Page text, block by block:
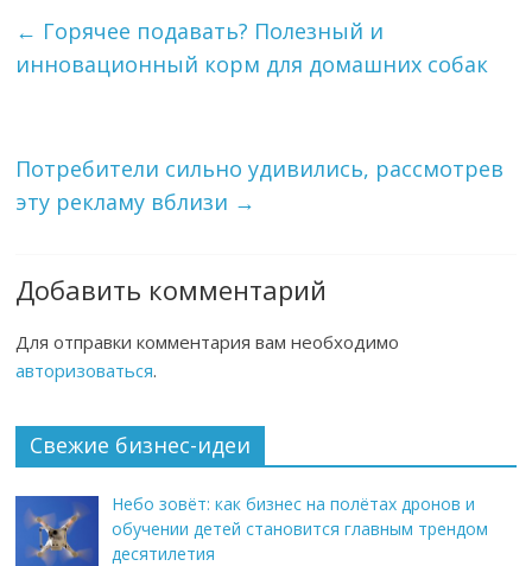
← Горячее подавать? Полезный и
инновационный корм для домашних собак
Потребители сильно удивились, рассмотрев
эту рекламу вблизи →
Добавить комментарий
Для отправки комментария вам необходимо
авторизоваться.
Свежие бизнес-идеи
Небо зовёт: как бизнес на полётах дронов и
обучении детей становится главным трендом
десятилетия